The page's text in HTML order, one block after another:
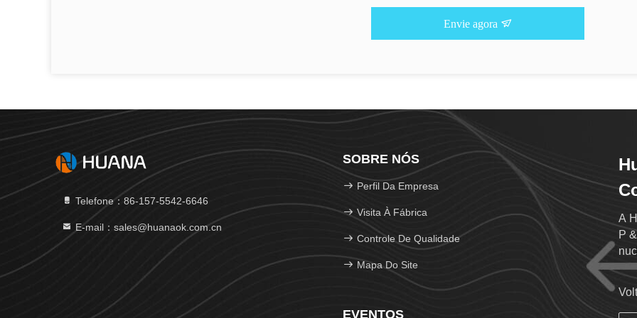
Envie agora
Telefone：86-157-5542-6646
E-mail：sales@huanaok.com.cn
SOBRE NÓS
Perfil Da Empresa
Visita À Fábrica
Controle De Qualidade
Mapa Do Site
EVENTOS
A
P